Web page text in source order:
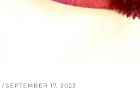
SEPTEMBER 17, 2023